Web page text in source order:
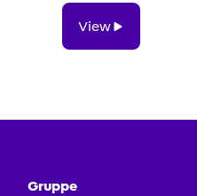
View
Gruppe